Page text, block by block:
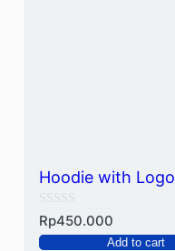
Hoodie with Logo
Rated
0
Rp450.000
Add to cart